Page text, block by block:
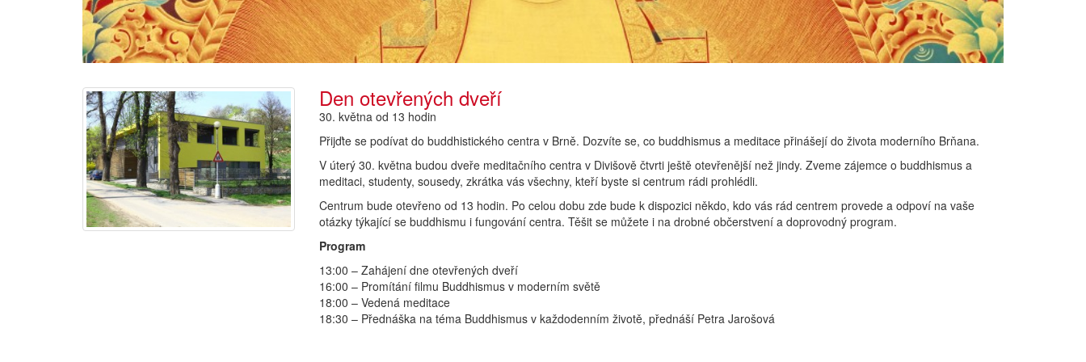
Den otevřených dveří
30. května od 13 hodin
Přijďte se podívat do buddhistického centra v Brně. Dozvíte se, co buddhismus a meditace přinášejí do života moderního Brňana.
V úterý 30. května budou dveře meditačního centra v Divišově čtvrti ještě otevřenější než jindy. Zveme zájemce o buddhismus a
meditaci, studenty, sousedy, zkrátka vás všechny, kteří byste si centrum rádi prohlédli.
Centrum bude otevřeno od 13 hodin. Po celou dobu zde bude k dispozici někdo, kdo vás rád centrem provede a odpoví na vaše
otázky týkající se buddhismu i fungování centra. Těšit se můžete i na drobné občerstvení a doprovodný program.
Program
13:00 – Zahájení dne otevřených dveří
16:00 – Promítání filmu Buddhismus v moderním světě
18:00 – Vedená meditace
18:30 – Přednáška na téma Buddhismus v každodenním životě, přednáší Petra Jarošová